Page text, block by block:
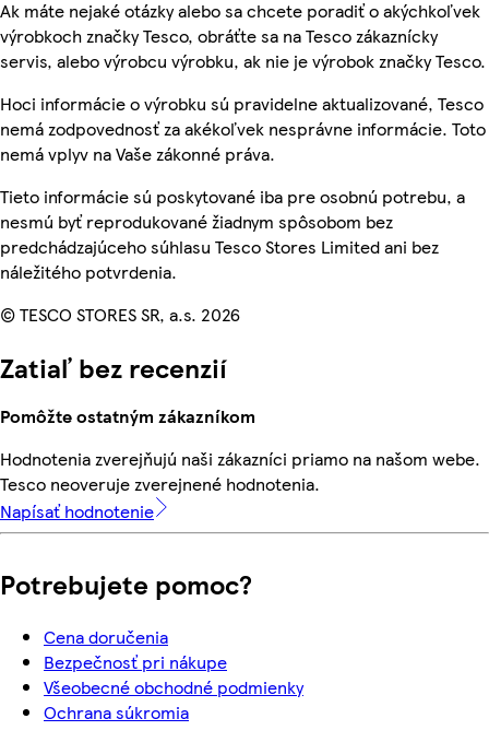
Ak máte nejaké otázky alebo sa chcete poradiť o akýchkoľvek
výrobkoch značky Tesco, obráťte sa na Tesco zákaznícky
servis, alebo výrobcu výrobku, ak nie je výrobok značky Tesco.
Hoci informácie o výrobku sú pravidelne aktualizované, Tesco
nemá zodpovednosť za akékoľvek nesprávne informácie. Toto
nemá vplyv na Vaše zákonné práva.
Tieto informácie sú poskytované iba pre osobnú potrebu, a
nesmú byť reprodukované žiadnym spôsobom bez
predchádzajúceho súhlasu Tesco Stores Limited ani bez
náležitého potvrdenia.
© TESCO STORES SR, a.s. 2026
Zatiaľ bez recenzií
Pomôžte ostatným zákazníkom
Hodnotenia zverejňujú naši zákazníci priamo na našom webe.
Tesco neoveruje zverejnené hodnotenia.
Napísať hodnotenie
Potrebujete pomoc?
Cena doručenia
Bezpečnosť pri nákupe
Všeobecné obchodné podmienky
Ochrana súkromia